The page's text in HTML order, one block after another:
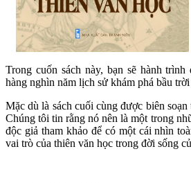
Trong cuốn sách này, bạn sẽ hành
hàng nghìn năm lịch sử khám phá bầu
Mặc dù là sách cuối cùng được biên
Chúng tôi tin rằng nó nên là một trong
độc giả tham khảo để có một cái nhìn
vai trò của thiên văn học trong đời sống